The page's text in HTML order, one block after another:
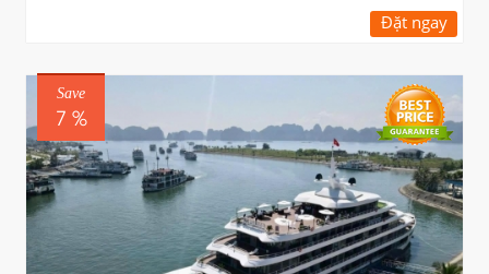
Đặt ngay
Save
7 %